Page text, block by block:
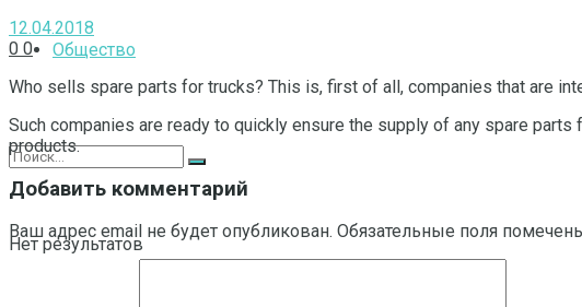
Общество
Нет результатов
12.04.2018
0 0
Who sells spare parts for trucks? This is, first of all, companies that are
Such companies are ready to quickly ensure the supply of any spare
products.
Добавить комментарий
Ваш адрес email не будет опубликован. Обязательные поля